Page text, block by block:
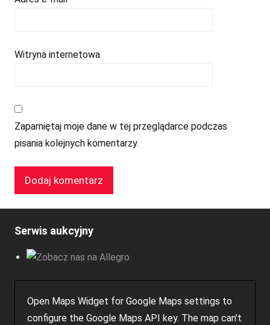
Witryna internetowa
Zapamiętaj moje dane w tej przeglądarce podczas
pisania kolejnych komentarzy.
Serwis aukcyjny
Open Maps Widget for Google Maps settings to
configure the Google Maps API key. The map can't